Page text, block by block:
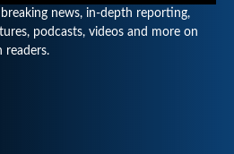
news, in-depth reporting,
podcasts, videos and more on
readers.